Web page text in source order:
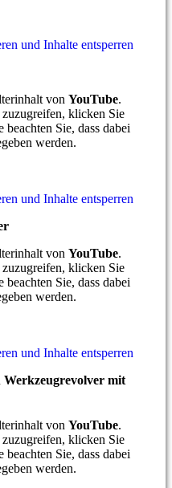
und Inhalte entsperren
von YouTube.
klicken Sie
Sie, dass dabei
werden.
und Inhalte entsperren
von YouTube.
klicken Sie
Sie, dass dabei
werden.
und Inhalte entsperren
mit
von YouTube.
klicken Sie
Sie, dass dabei
werden.